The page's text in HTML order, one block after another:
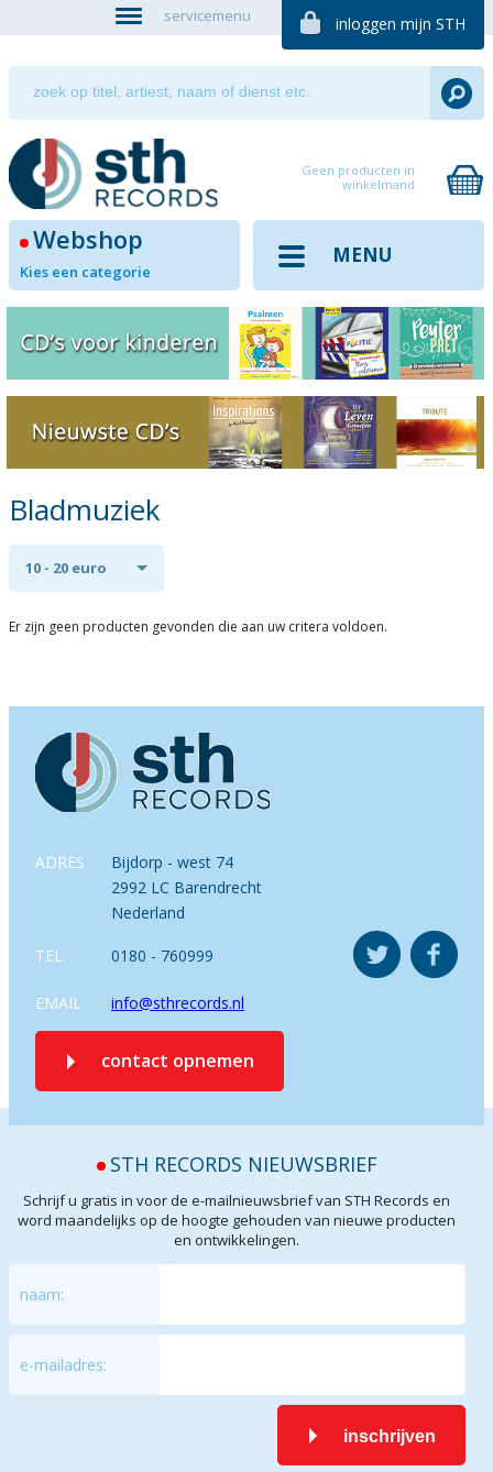
servicemenu inloggen mijn STH
Geen producten in
winkelmand
Webshop
Kies een categorie
MENU
Bladmuziek
10 - 20 euro
Er zijn geen producten gevonden die aan uw critera voldoen.
ADRES
Bijdorp - west 74
2992 LC Barendrecht
Nederland
TEL. 0180 - 760999
EMAIL info@sthrecords.nl
contact opnemen
STH RECORDS NIEUWSBRIEF
Schrijf u gratis in voor de e-mailnieuwsbrief van STH Records en
word maandelijks op de hoogte gehouden van nieuwe producten
en ontwikkelingen.
naam:
e-mailadres:
inschrijven